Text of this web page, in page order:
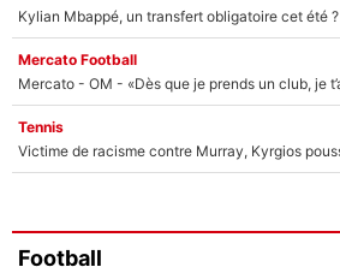
Kylian Mbappé, un transfert obligatoire cet été ?
Mercato Football
Tennis
Football